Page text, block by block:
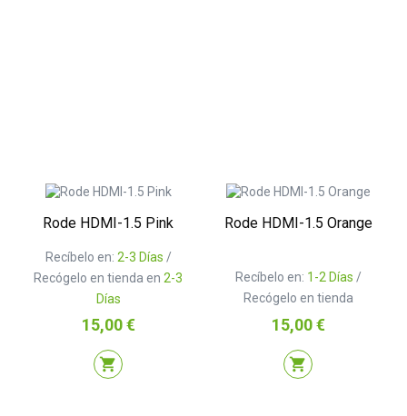
Rode HDMI-1.5 Pink
Recíbelo en: 2-3 Días /
Recógelo en tienda en 2-3
Días
Precio
15,00 €
shopping_cart
Rode HDMI-1.5 Orange
Recíbelo en: 1-2 Días /
Recógelo en tienda
Precio
15,00 €
shopping_cart